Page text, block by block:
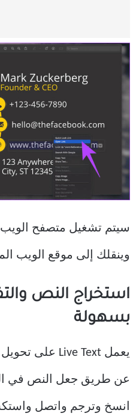
سيتم تشغيل متصفح
وينقلك إلى موقع الويب
استخراج النص
بسهولة
عن طريق جعل النص في
انسخ وترجم واتصل